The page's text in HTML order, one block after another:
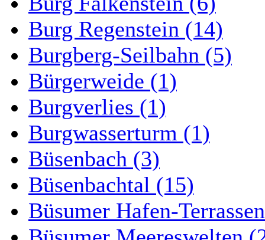
Burg Regenstein (14)
Burgberg-Seilbahn (5)
Bürgerweide (1)
Burgverlies (1)
Burgwasserturm (1)
Büsenbach (3)
Büsenbachtal (15)
Büsumer Hafen-